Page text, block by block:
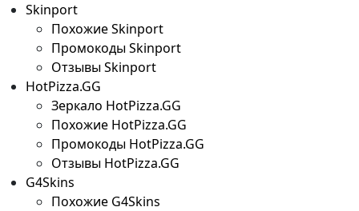
Skinport
Похожие Skinport
Промокоды Skinport
Отзывы Skinport
HotPizza.GG
Зеркало HotPizza.GG
Похожие HotPizza.GG
Промокоды HotPizza.GG
Отзывы HotPizza.GG
G4Skins
Похожие G4Skins